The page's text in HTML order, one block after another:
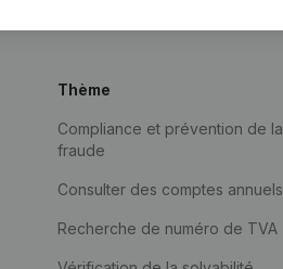
Thème
Compliance et prévention de la
fraude
Consulter des comptes annuels
Recherche de numéro de TVA